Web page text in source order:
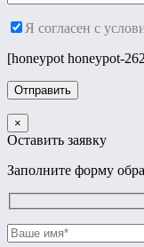
Я согласен с
[honeypot honeypot-
×
Оставить заявку
Заполните форму